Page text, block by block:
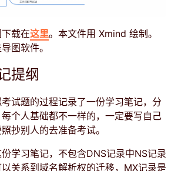
载在这里。本文件用 Xmind 绘制。
图软件。
提纲
试题的过程记录了一份学习笔记，分
个人基础都不一样的，一定要写自己
抄别人的去准备考试。
学习笔记，不包含DNS记录中NS记录
关系到域名解析权的迁移，MX记录是